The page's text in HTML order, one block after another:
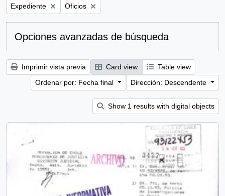
Remove filter:
Expediente Remove filter:
Oficios
Opciones avanzadas de búsqueda
Imprimir vista previa Card view
Table view
Ordenar por: Fecha final
Dirección: Descendente
Show 1 results with digital objects